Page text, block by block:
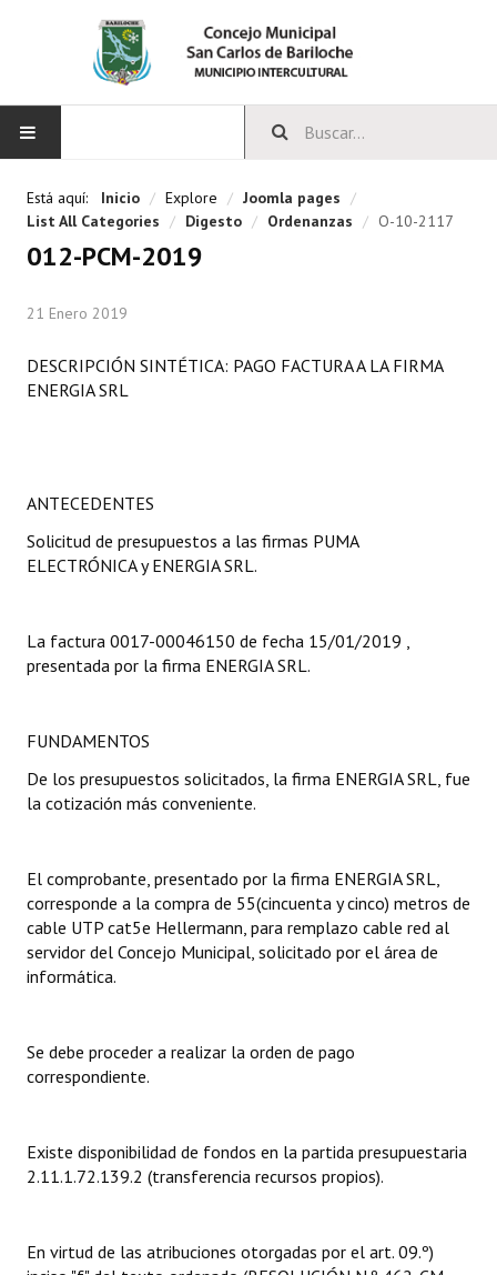
Comisiones Permanentes
LEGISLACIÓN
Constitución Provincial
Digesto
DOCUMENTOS
Informes de Gestión
Actas de Sesión
Ejecución Presupuestaria
Está aquí: Inicio / Explore / Joomla pages /
List All Categories / Digesto / Ordenanzas / O-10-2117
012-PCM-2019
21 Enero 2019
DESCRIPCIÓN SINTÉTICA: PAGO FACTURA A LA FIRMA
ENERGIA SRL
ANTECEDENTES
Solicitud de presupuestos a las firmas PUMA
ELECTRÓNICA y ENERGIA SRL.
La factura 0017-00046150 de fecha 15/01/2019 ,
presentada por la firma ENERGIA SRL.
FUNDAMENTOS
De los presupuestos solicitados, la firma ENERGIA SRL, fue
la cotización más conveniente.
El comprobante, presentado por la firma ENERGIA SRL,
corresponde a la compra de 55(cincuenta y cinco) metros de
cable UTP cat5e Hellermann, para remplazo cable red al
servidor del Concejo Municipal, solicitado por el área de
informática.
Se debe proceder a realizar la orden de pago
correspondiente.
Existe disponibilidad de fondos en la partida presupuestaria
2.11.1.72.139.2 (transferencia recursos propios).
En virtud de las atribuciones otorgadas por el art. 09.º)